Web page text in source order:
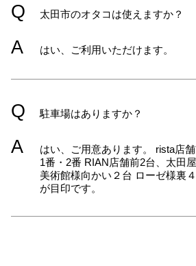
Q 太田市のオタコは使えますか？
A はい、ご利用いただけます。
Q 駐車場はありますか？
A
はい、ご用意あります。 rista店
1番・2番 RIAN店舗前2台、太田
美術館様向かい２台 ローゼ様裏
が目印です。